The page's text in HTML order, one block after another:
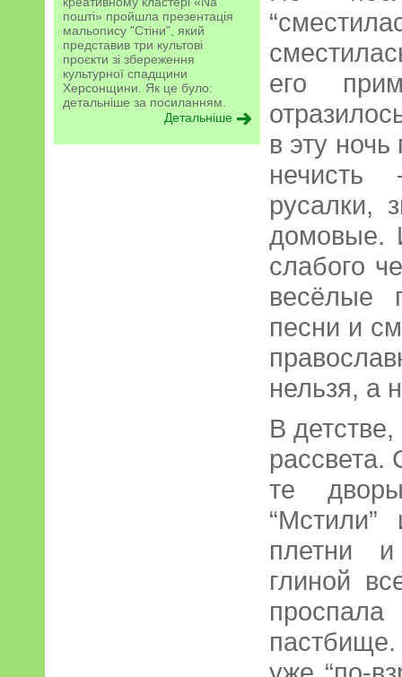
пошті» пройшла презентація
мальопису "Стіни", який
представив три культові
проєкти зі збереження
культурної спадщини
Херсонщини. Як це було:
детальніше за посиланням.
Детальніше
его
в эту
нечисть
русалки,
домовые.
слабого
весёлые
песни и
нельзя, а
В
рассвета.
те
плетни
глиной